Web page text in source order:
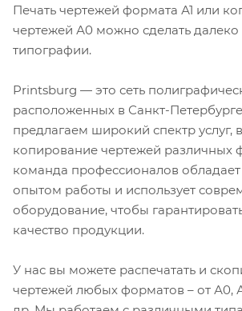
Печать чертежей формата А1 или
чертежей А0 можно сделать
типографии.
Printsburg — это сеть
расположенных в Санкт-
предлагаем широкий спектр услуг,
копирование чертежей различных
команда профессионалов
опытом работы и использует
оборудование, чтобы
качество продукции.
У нас вы можете распечатать и
чертежей любых форматов – от А0,